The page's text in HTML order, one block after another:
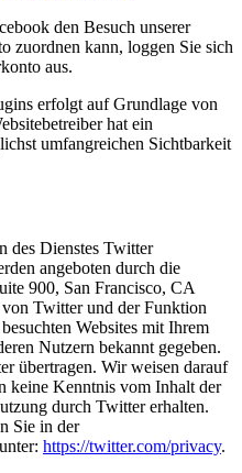
den Besuch unserer
zuordnen kann, loggen Sie sich
aus.
erfolgt auf Grundlage von
hat ein
umfangreichen Sichtbarkeit
des Dienstes Twitter
angeboten durch die
900, San Francisco, CA
Twitter und der Funktion
Websites mit Ihrem
Nutzern bekannt gegeben.
übertragen. Wir weisen darauf
keine Kenntnis vom Inhalt der
durch Twitter erhalten.
Sie in der
https://twitter.com/privacy.